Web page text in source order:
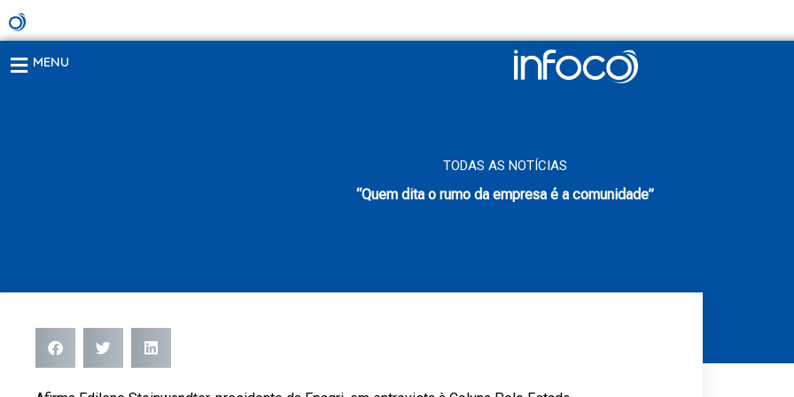
para
MENU
TODAS AS NOTÍCIAS
“Quem dita o rumo da empresa é a comunidade”